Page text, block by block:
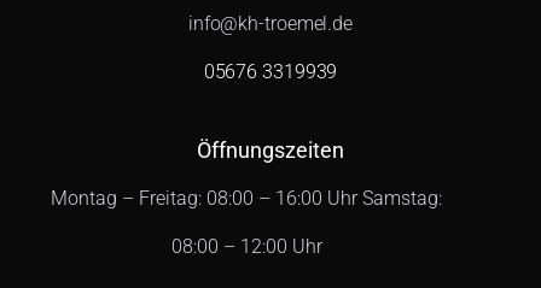
info@kh-troemel.de
05676 3319939
Öffnungszeiten
Montag – Freitag: 08:00 – 16:00 Uhr Samstag:
08:00 – 12:00 Uhr